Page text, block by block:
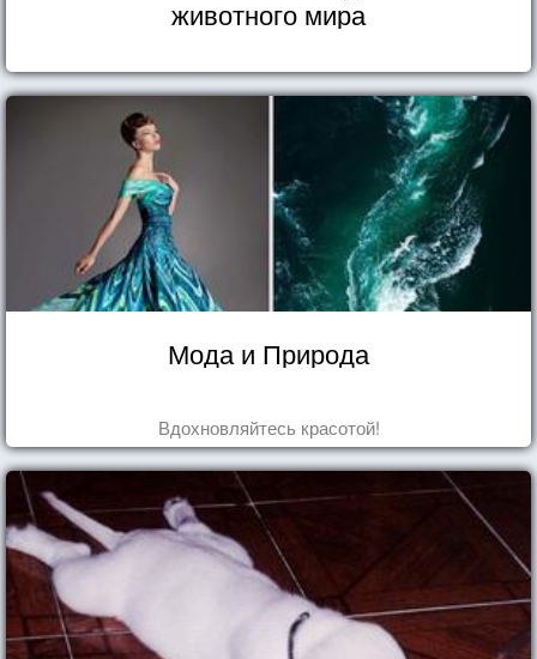
животного мира
Мода и Природа
Вдохновляйтесь красотой!